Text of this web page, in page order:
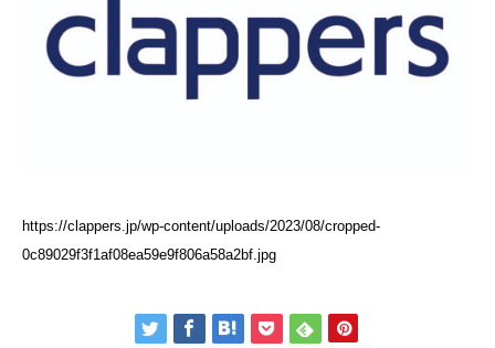
https://clappers.jp/wp-content/uploads/2023/08/cropped-
0c89029f3f1af08ea59e9f806a58a2bf.jpg